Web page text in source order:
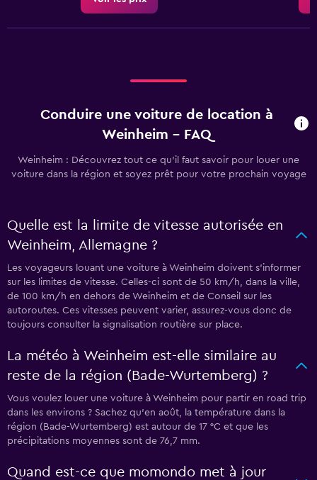
Conduire une voiture de location à
Weinheim - FAQ
Weinheim : Découvrez tout ce qu’il faut savoir pour louer une
voiture dans la région et soyez prêt pour votre prochain voyage
Quelle est la limite de vitesse autorisée en
Weinheim, Allemagne ?
Les voyageurs louant une voiture à Weinheim doivent s’informer
sur les limites de vitesse. Celles-ci sont de 50 km/h, dans la ville,
de 100 km/h en dehors de Weinheim et de Conseil sur les
autoroutes. Ces vitesses peuvent varier, assurez-vous donc de
toujours consulter la signalisation routière sur place.
La météo à Weinheim est-elle similaire au
reste de la région (Bade-Wurtemberg) ?
Vous voulez louer une voiture à Weinheim pour partir en road trip
dans les environs ? Sachez qu’en août, la température dans la
région (Bade-Wurtemberg) est autour de 17 °C et que les
précipitations moyennes sont de 76,7 mm.
Quand est-ce que momondo met à jour